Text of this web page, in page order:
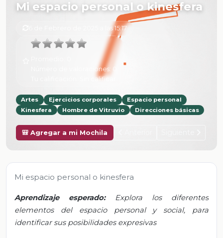
Mi espacio personal o kinesfera
6 de Febrero de 2025 a las 15:17
Número de valoraciones: 0
Sin calificar
Artes Ejercicios corporales
Espacio personal
Kinesfera
Hombre de Vitruvio Direcciones básicas
🎒 Agregar a mi Mochila
Mi espacio personal o kinesfera
Aprendizaje esperado: Explora los diferentes
elementos del espacio personal y social, para
identificar sus posibilidades expresivas